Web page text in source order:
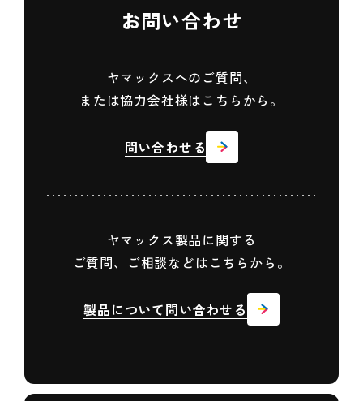
お問い合わせ
ヤマックスへのご質問、
または協力会社様はこちらから。
問い合わせる
ヤマックス製品に関する
ご質問、ご相談などはこちらから。
製品について問い合わせる